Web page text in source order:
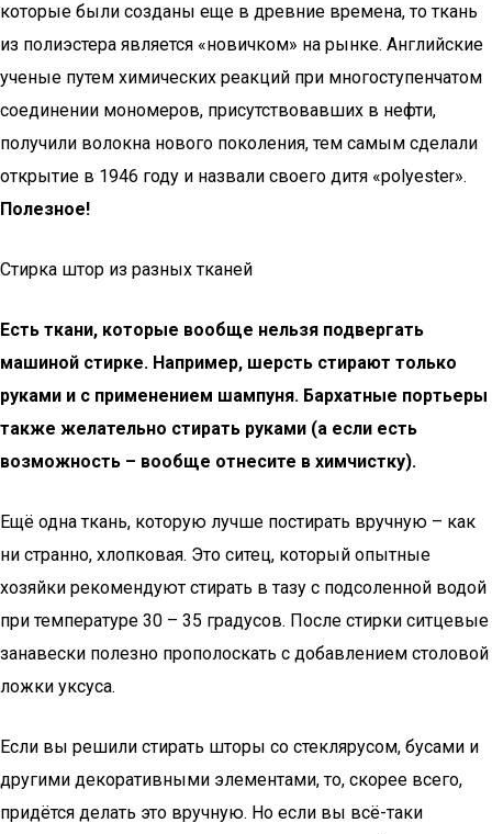
которые были созданы еще в древние времена, то ткань
из полиэстера является «новичком» на рынке. Английские
ученые путем химических реакций при многоступенчатом
соединении мономеров, присутствовавших в нефти,
получили волокна нового поколения, тем самым сделали
открытие в 1946 году и назвали своего дитя «polyester».
Полезное!
Стирка штор из разных тканей
Есть ткани, которые вообще нельзя подвергать
машиной стирке. Например, шерсть стирают только
руками и с применением шампуня. Бархатные портьеры
также желательно стирать руками (а если есть
возможность – вообще отнесите в химчистку).
Ещё одна ткань, которую лучше постирать вручную – как
ни странно, хлопковая. Это ситец, который опытные
хозяйки рекомендуют стирать в тазу с подсоленной водой
при температуре 30 – 35 градусов. После стирки ситцевые
занавески полезно прополоскать с добавлением столовой
ложки уксуса.
Если вы решили стирать шторы со стеклярусом, бусами и
другими декоративными элементами, то, скорее всего,
придётся делать это вручную. Но если вы всё-таки